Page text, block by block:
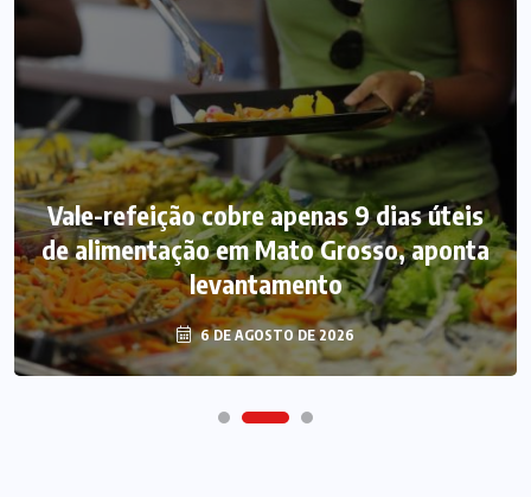
Vale-refeição cobre apenas 9 dias úteis
de alimentação em Mato Grosso, aponta
levantamento
6 DE AGOSTO DE 2026